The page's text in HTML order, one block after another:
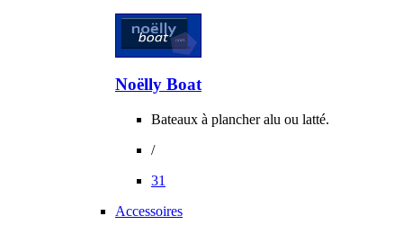
Noëlly Boat
Bateaux à plancher alu ou latté.
/
31
Accessoires